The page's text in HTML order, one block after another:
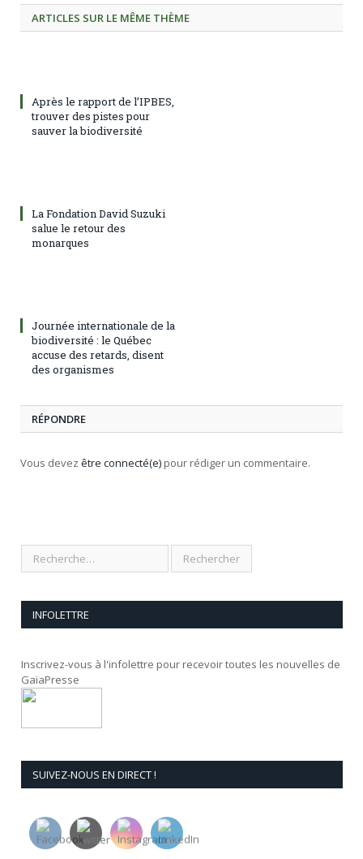
ARTICLES SUR LE MÊME THÈME
Après le rapport de l’IPBES,
trouver des pistes pour
sauver la biodiversité
La Fondation David Suzuki
salue le retour des
monarques
Journée internationale de la
biodiversité : le Québec
accuse des retards, disent
des organismes
RÉPONDRE
Vous devez être connecté(e) pour rédiger un commentaire.
INFOLETTRE
Inscrivez-vous à l'infolettre pour recevoir toutes les nouvelles de
GaïaPresse
SUIVEZ-NOUS EN DIRECT !